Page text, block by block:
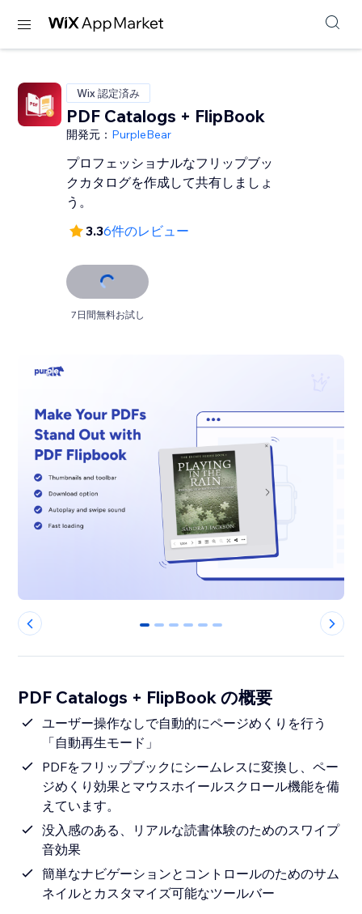
Wix 認定済み
PDF Catalogs + FlipBook
開発元： PurpleBear
プロフェッショナルなフリップブッ
クカタログを作成して共有しましょ
う。
3.36件のレビュー
7日間無料お試し
0 1 2 3 4 5
PDF Catalogs + FlipBook の概要
ユーザー操作なしで自動的にページめくりを行う
「自動再生モード」
PDFをフリップブックにシームレスに変換し、ペー
ジめくり効果とマウスホイールスクロール機能を備
えています。
没入感のある、リアルな読書体験のためのスワイプ
音効果
簡単なナビゲーションとコントロールのためのサム
ネイルとカスタマイズ可能なツールバー